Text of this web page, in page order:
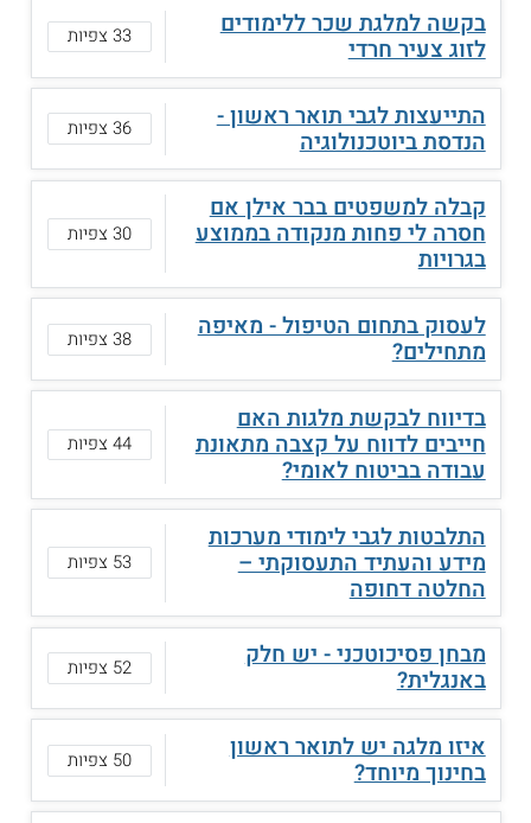
בקשה למלגת שכר ללימודים
לזוג צעיר חרדי 33 צפיות
התייעצות לגבי תואר ראשון -
הנדסת ביוטכנולוגיה 36 צפיות
קבלה למשפטים בבר אילן אם
חסרה לי פחות מנקודה בממוצע
בגרויות
30 צפיות
לעסוק בתחום הטיפול - מאיפה
מתחילים? 38 צפיות
בדיווח לבקשת מלגות האם
חייבים לדווח על קצבה מתאונת
עבודה בביטוח לאומי?
44 צפיות
התלבטות לגבי לימודי מערכות
מידע והעתיד התעסוקתי –
החלטה דחופה
53 צפיות
מבחן פסיכוטכני - יש חלק
באנגלית? 52 צפיות
איזו מלגה יש לתואר ראשון
בחינוך מיוחד? 50 צפיות